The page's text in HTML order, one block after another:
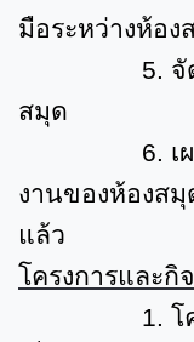
มือระหว่างห้อง
5. จั
สมุด
6. เ
งานของห้องส
แล้ว
โครงการและกิ
1. โ